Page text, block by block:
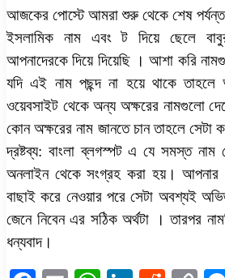
আজকের পোস্টে আমরা শুরু থেকে শেষ পর্যন্ত
ইসলামিক নাম এবং ট দিয়ে ছেলে
আপনাদেরকে দিয়ে দিয়েছি । আশা করি
যদি এই নাম পছন্দ না হয়ে থাকে তাহলে
ওয়েবসাইট থেকে অন্য অক্ষরের নামগুলো
কোন অক্ষরের নাম জানতে চান তাহলে সেটা
দ্রষ্টব্য: বাংলা ব্লগস্পট এ যে সমস্ত
অনলাইন থেকে সংগ্রহ করা হয়। আপনার
বাছাই করে নেওয়ার পরে সেটা অবশ্যই
জেনে নিবেন এর সঠিক অর্থটা । তারপর
ধন্যবাদ।